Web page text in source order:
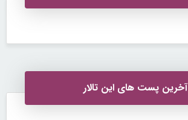
آخرین پست های این تالار